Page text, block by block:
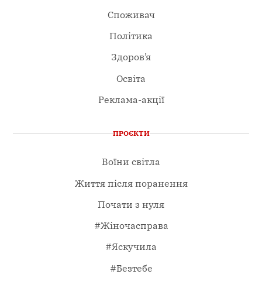
Споживач
Політика
Здоров’я
Освіта
Реклама-акції
ПРОЄКТИ
Воїни світла
Життя після поранення
Почати з нуля
#Жіночасправа
#Яскучила
#Безтебе